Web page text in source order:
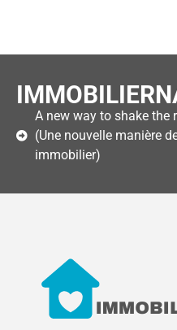
A new way to shake the
(Une nouvelle manière
immobilier)